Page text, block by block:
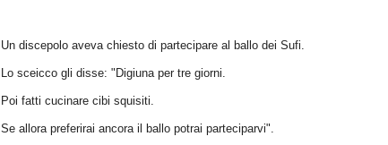
Un discepolo aveva chiesto di partecipare al ballo dei Sufi.
Lo sceicco gli disse: "Digiuna per tre giorni.
Poi fatti cucinare cibi squisiti.
Se allora preferirai ancora il ballo potrai parteciparvi".